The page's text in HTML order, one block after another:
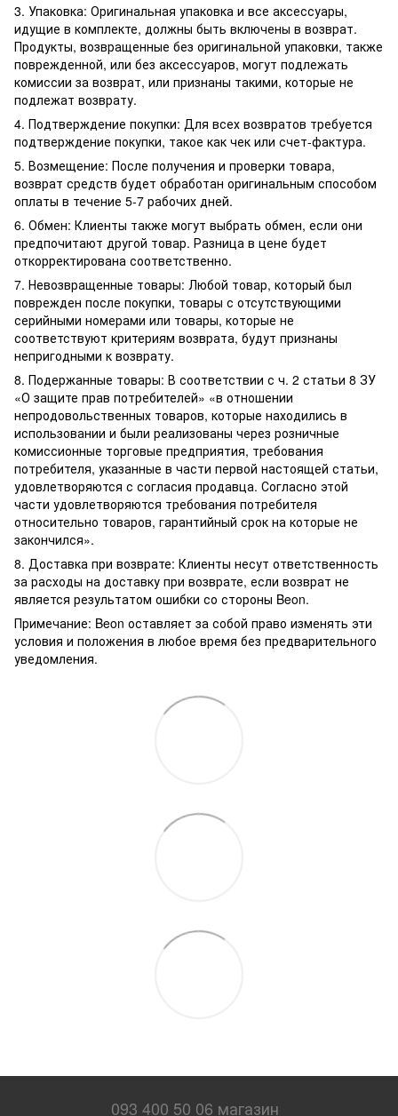
3. Упаковка: Оригинальная упаковка и все аксессуары,
идущие в комплекте, должны быть включены в возврат.
Продукты, возвращенные без оригинальной упаковки, также
поврежденной, или без аксессуаров, могут подлежать
комиссии за возврат, или признаны такими, которые не
подлежат возврату.
4. Подтверждение покупки: Для всех возвратов требуется
подтверждение покупки, такое как чек или счет-фактура.
5. Возмещение: После получения и проверки товара,
возврат средств будет обработан оригинальным способом
оплаты в течение 5-7 рабочих дней.
6. Обмен: Клиенты также могут выбрать обмен, если они
предпочитают другой товар. Разница в цене будет
откорректирована соответственно.
7. Невозвращенные товары: Любой товар, который был
поврежден после покупки, товары с отсутствующими
серийными номерами или товары, которые не
соответствуют критериям возврата, будут признаны
непригодными к возврату.
8. Подержанные товары: В соответствии с ч. 2 статьи 8 ЗУ
«О защите прав потребителей» «в отношении
непродовольственных товаров, которые находились в
использовании и были реализованы через розничные
комиссионные торговые предприятия, требования
потребителя, указанные в части первой настоящей статьи,
удовлетворяются с согласия продавца. Согласно этой
части удовлетворяются требования потребителя
относительно товаров, гарантийный срок на которые не
закончился».
8. Доставка при возврате: Клиенты несут ответственность
за расходы на доставку при возврате, если возврат не
является результатом ошибки со стороны Beon.
Примечание: Beon оставляет за собой право изменять эти
условия и положения в любое время без предварительного
уведомления.
093 400 50 06 магазин